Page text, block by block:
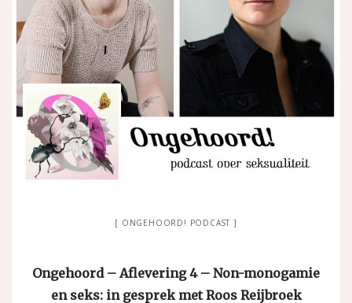
ONGEHOORD! PODCAST
Ongehoord – Aflevering 4 – Non-monogamie
en seks: in gesprek met Roos Reijbroek